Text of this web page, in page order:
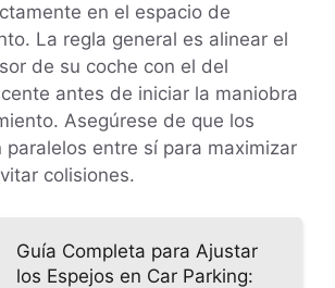
en el espacio de
La regla general es alinear el
de su coche con el del
antes de iniciar la maniobra
Asegúrese de que los
paralelos entre sí para maximizar
colisiones.
Guía Completa para Ajustar
los Espejos en Car Parking: